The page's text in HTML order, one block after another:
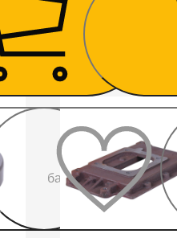
3 510 ₴
бажаного